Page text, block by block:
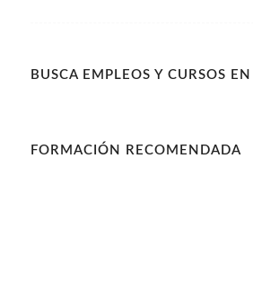
BUSCA EMPLEOS Y CURSOS
FORMACIÓN RECOMENDADA